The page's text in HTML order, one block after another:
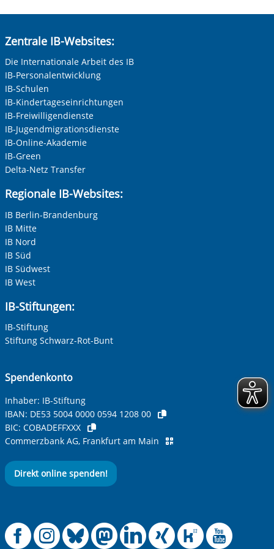
Zentrale IB-Websites:
Die Internationale Arbeit des IB
IB-Personalentwicklung
IB-Schulen
IB-Kindertageseinrichtungen
IB-Freiwilligendienste
IB-Jugendmigrationsdienste
IB-Online-Akademie
IB-Green
Delta-Netz Transfer
Regionale IB-Websites:
IB Berlin-Brandenburg
IB Mitte
IB Nord
IB Süd
IB Südwest
IB West
IB-Stiftungen:
IB-Stiftung
Stiftung Schwarz-Rot-Bunt
Spendenkonto
Inhaber: IB-Stiftung
IBAN: DE53 5004 0000 0594 1208 00
BIC: COBADEFFXXX
Commerzbank AG, Frankfurt am Main
Direkt online spenden!
Offizielle
Offizielle
Offizielle
Offizielle
Offizielle